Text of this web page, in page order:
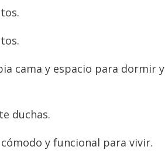
cama y espacio para dormir y
duchas.
y funcional para vivir.